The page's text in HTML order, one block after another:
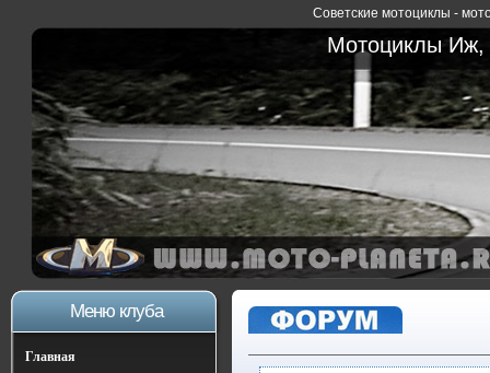
Советские мотоциклы -
Мотоциклы Иж,
Меню клуба
Главная